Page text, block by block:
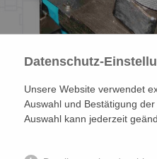
Datenschutz-
Unsere Website verwendet
Auswahl und Bestätigung
Auswahl kann jederzeit